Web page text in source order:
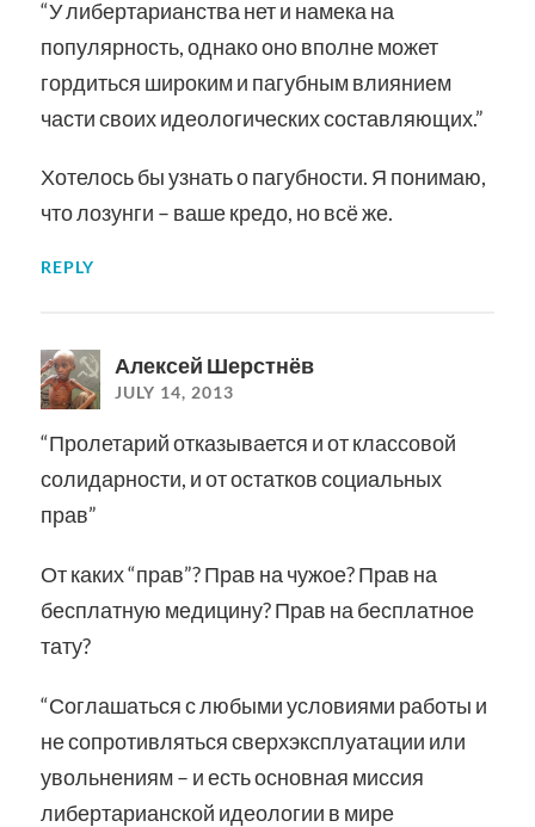
“У либертарианства нет и намека на
популярность, однако оно вполне может
гордиться широким и пагубным влиянием
части своих идеологических составляющих.”
Хотелось бы узнать о пагубности. Я понимаю,
что лозунги – ваше кредо, но всё же.
REPLY
Алексей Шерстнёв
JULY 14, 2013
“Пролетарий отказывается и от классовой
солидарности, и от остатков социальных
прав”
От каких “прав”? Прав на чужое? Прав на
бесплатную медицину? Прав на бесплатное
тату?
“Соглашаться с любыми условиями работы и
не сопротивляться сверхэксплуатации или
увольнениям – и есть основная миссия
либертарианской идеологии в мире